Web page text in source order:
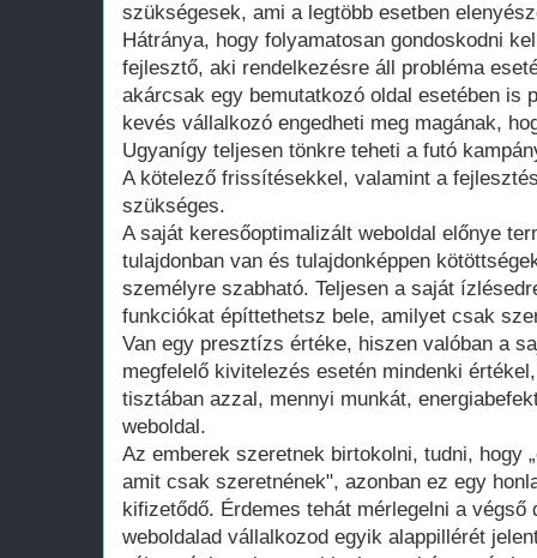
szükségesek, ami a legtöbb esetben
Hátránya, hogy folyamatosan gondoskodni
fejlesztő, aki rendelkezésre áll probléma
akárcsak egy bemutatkozó oldal esetében is
kevés vállalkozó engedheti meg magának,
Ugyanígy teljesen tönkre teheti a futó
A kötelező frissítésekkel, valamint a
szükséges.
A saját keresőoptimalizált weboldal előnye
tulajdonban van és tulajdonképpen
személyre szabható. Teljesen a saját
funkciókat építtethetsz bele, amilyet csak
Van egy presztízs értéke, hiszen valóban a
megfelelő kivitelezés esetén mindenki
tisztában azzal, mennyi munkát,
weboldal.
Az emberek szeretnek birtokolni, tudni, hogy
amit csak szeretnének", azonban ez egy
kifizetődő. Érdemes tehát mérlegelni a végső
weboldalad vállalkozod egyik alappillérét